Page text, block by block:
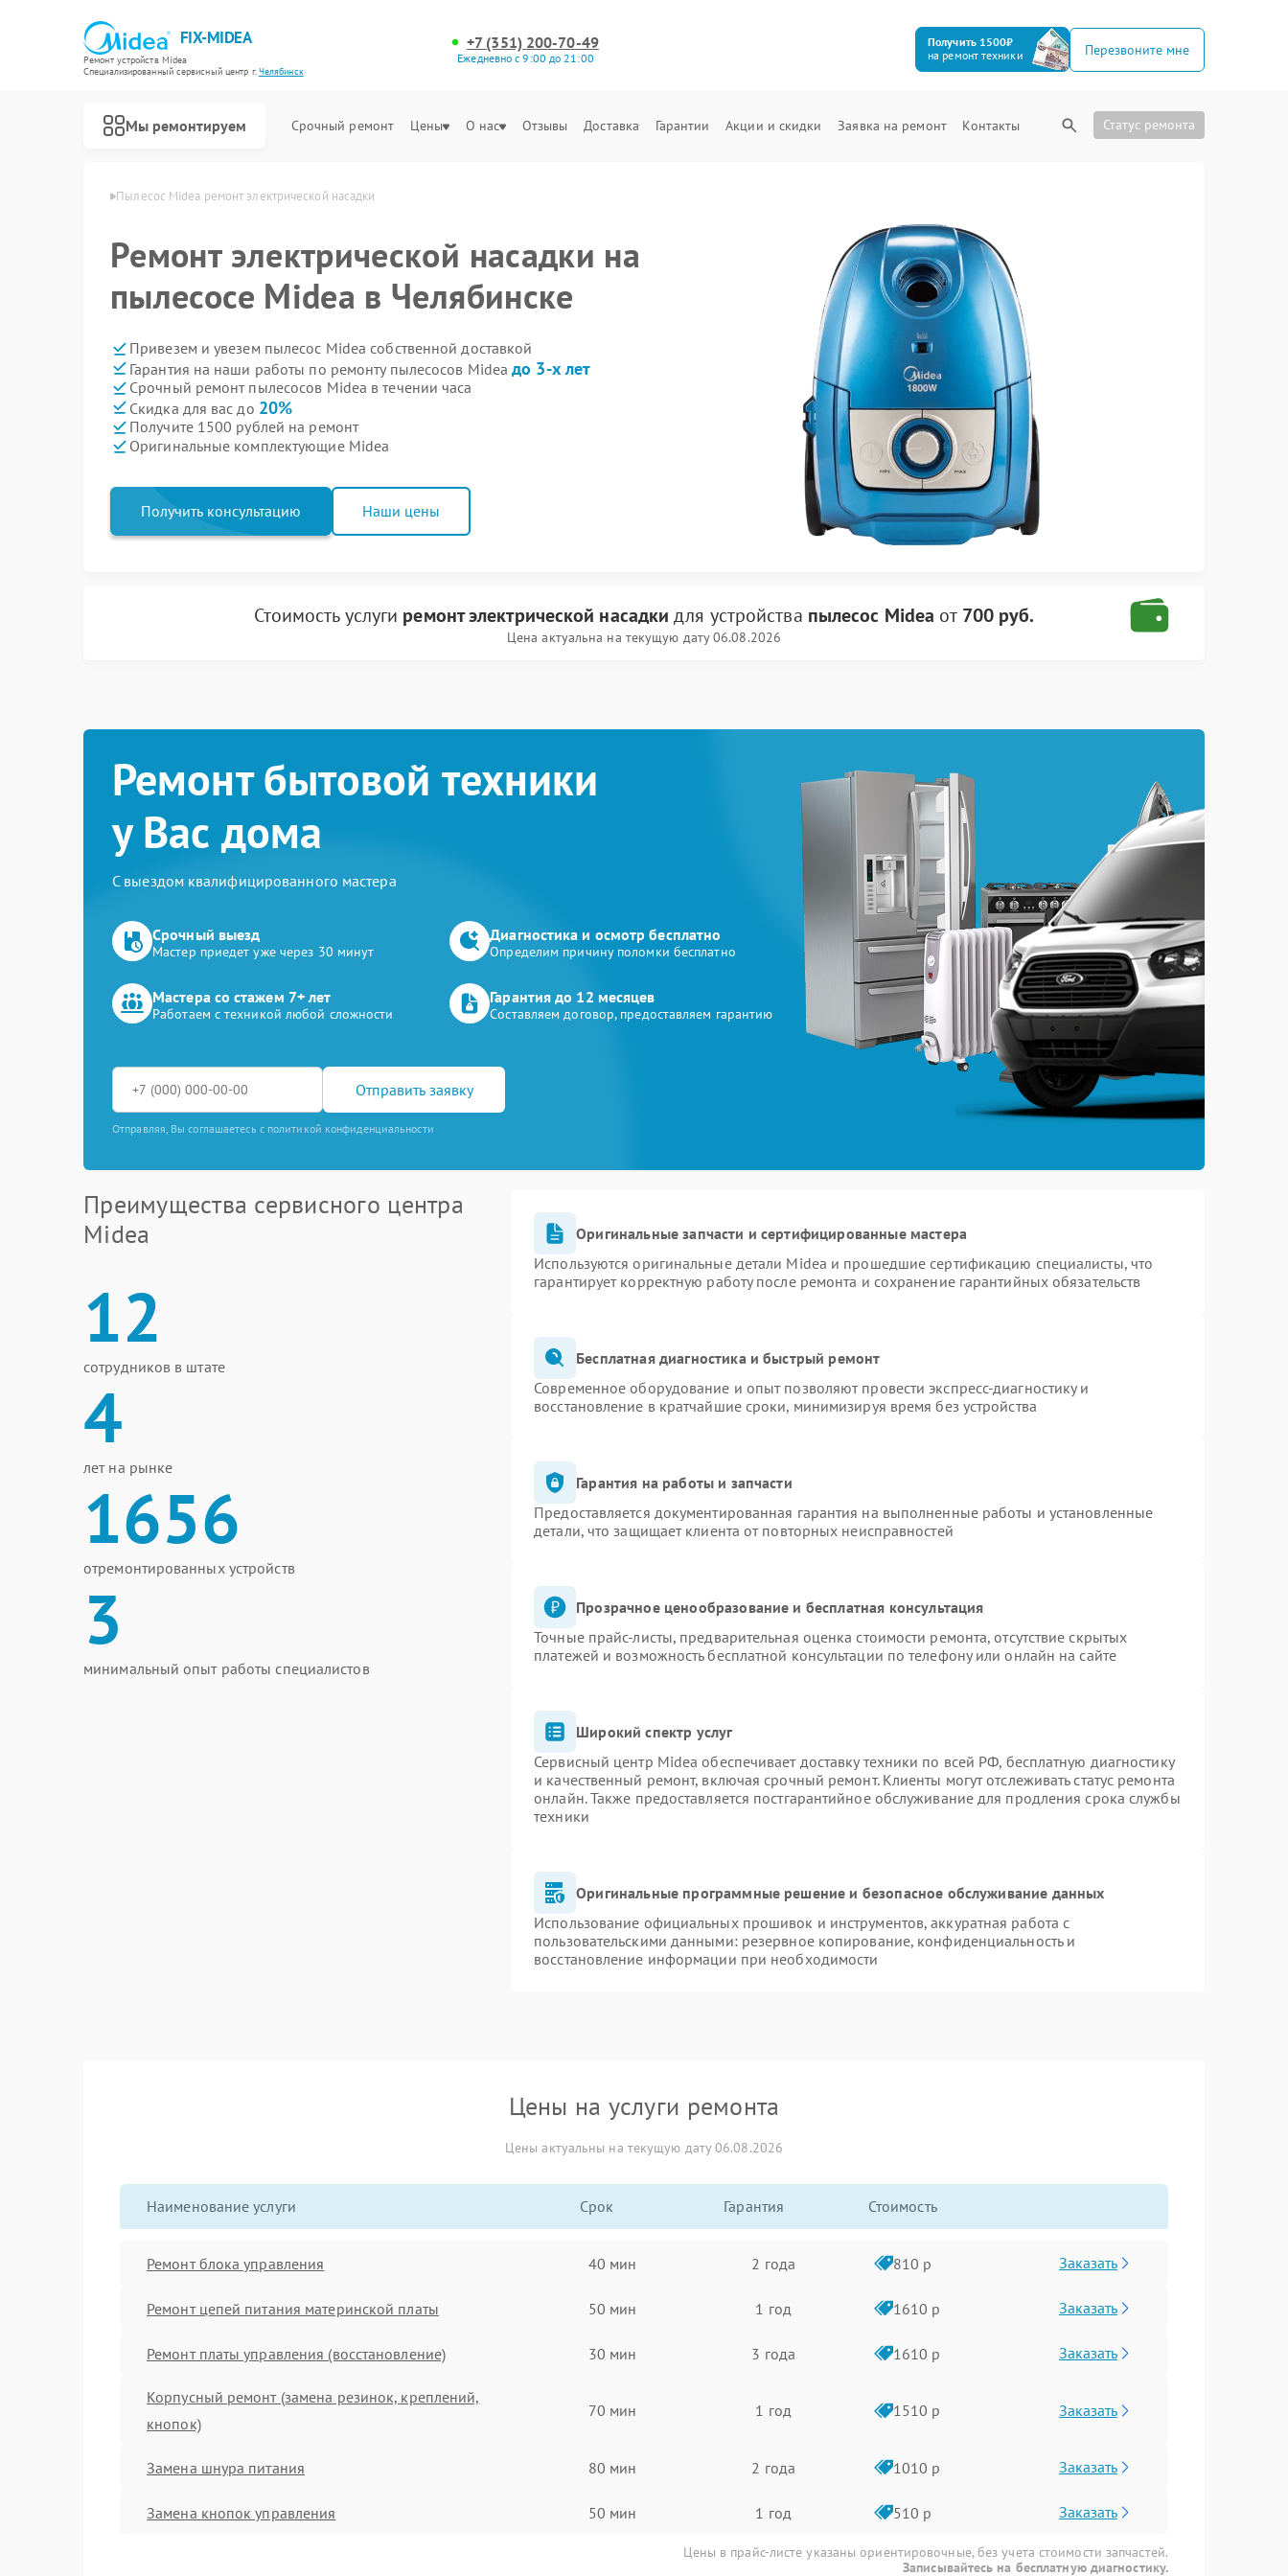
FIX-MIDEA
Ремонт устройств Midea
Специализированный cервисный центр г.Челябинск
+7 (351) 200-70-49
Ежедневно с 9:00 до 21:00
Получить 1500₽
на ремонт техники
Перезвоните мне
Мы ремонтируем Срочный ремонт Цены О нас Отзывы Доставка Гарантии Акции и скидки Заявка на ремонт Контакты Статус ремонта
в Челябинске Пылесос Midea ремонт электрической насадки
Ремонт электрической насадки на
пылесосе Midea в Челябинске
Привезем и увезем пылесос Midea собственной доставкой
Гарантия на наши работы по ремонту пылесосов Mideaдо 3-х лет
Срочный ремонт пылесосов Midea в течении часа
Скидка для вас до 20%
Получите 1500 рублей на ремонт
Оригинальные комплектующие Midea
Получить консультацию Наши цены
Стоимость услуги ремонт электрической насадки для устройства пылесос Midea от 700 руб.
Цена актуальна на текущую дату 06.08.2026
Ремонт бытовой техники
у Вас дома
С выездом квалифицированного мастера
Срочный выезд
Мастер приедет уже через 30 минут
Диагностика и осмотр бесплатно
Определим причину поломки бесплатно
Мастера со стажем 7+ лет
Работаем с техникой любой сложности
Гарантия до 12 месяцев
Составляем договор, предоставляем гарантию
Отправить заявку
Отправляя, Вы соглашаетесь с политикой конфиденциальности
Преимущества сервисного центра
Midea
12
сотрудников в штате
4
лет на рынке
1656
отремонтированных устройств
3
минимальный опыт работы специалистов
Оригинальные запчасти и сертифицированные мастера
Используются оригинальные детали Midea и прошедшие сертификацию специалисты, что
гарантирует корректную работу после ремонта и сохранение гарантийных обязательств
Бесплатная диагностика и быстрый ремонт
Современное оборудование и опыт позволяют провести экспресс-диагностику и
восстановление в кратчайшие сроки, минимизируя время без устройства
Гарантия на работы и запчасти
Предоставляется документированная гарантия на выполненные работы и установленные
детали, что защищает клиента от повторных неисправностей
Прозрачное ценообразование и бесплатная консультация
Точные прайс-листы, предварительная оценка стоимости ремонта, отсутствие скрытых
платежей и возможность бесплатной консультации по телефону или онлайн на сайте
Широкий спектр услуг
Сервисный центр Midea обеспечивает доставку техники по всей РФ, бесплатную диагностику
и качественный ремонт, включая срочный ремонт. Клиенты могут отслеживать статус ремонта
онлайн. Также предоставляется постгарантийное обслуживание для продления срока службы
техники
Оригинальные программные решение и безопасное обслуживание данных
Использование официальных прошивок и инструментов, аккуратная работа с
пользовательскими данными: резервное копирование, конфиденциальность и
восстановление информации при необходимости
Цены на услуги ремонта
Цены актуальны на текущую дату 06.08.2026
Наименование услуги Срок Гарантия Стоимость
Ремонт блока управления 40 мин 2 года 810 р Заказать
Ремонт цепей питания материнской платы 50 мин 1 год 1610 р Заказать
Ремонт платы управления (восстановление) 30 мин 3 года 1610 р Заказать
Корпусный ремонт (замена резинок, креплений,
кнопок)
70 мин 1 год 1510 р Заказать
Замена шнура питания 80 мин 2 года 1010 р Заказать
Замена кнопок управления 50 мин 1 год 510 р Заказать
Цены в прайс-листе указаны ориентировочные, без учета стоимости запчастей.
Записывайтесь на бесплатную диагностику.